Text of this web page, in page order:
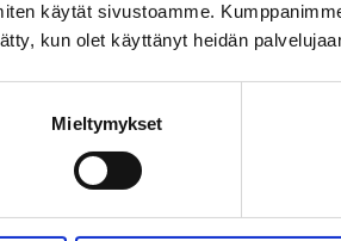
käytät sivustoamme.
kun olet käyttänyt heidän
Mieltymykset